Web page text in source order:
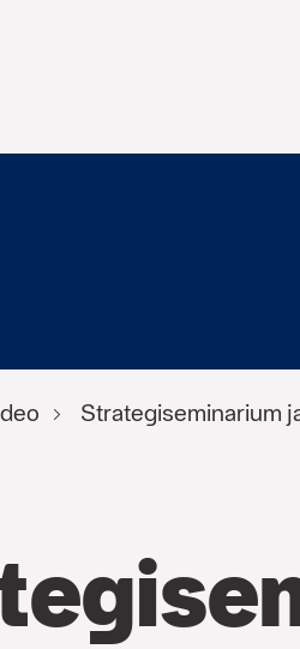
Strategiseminarium